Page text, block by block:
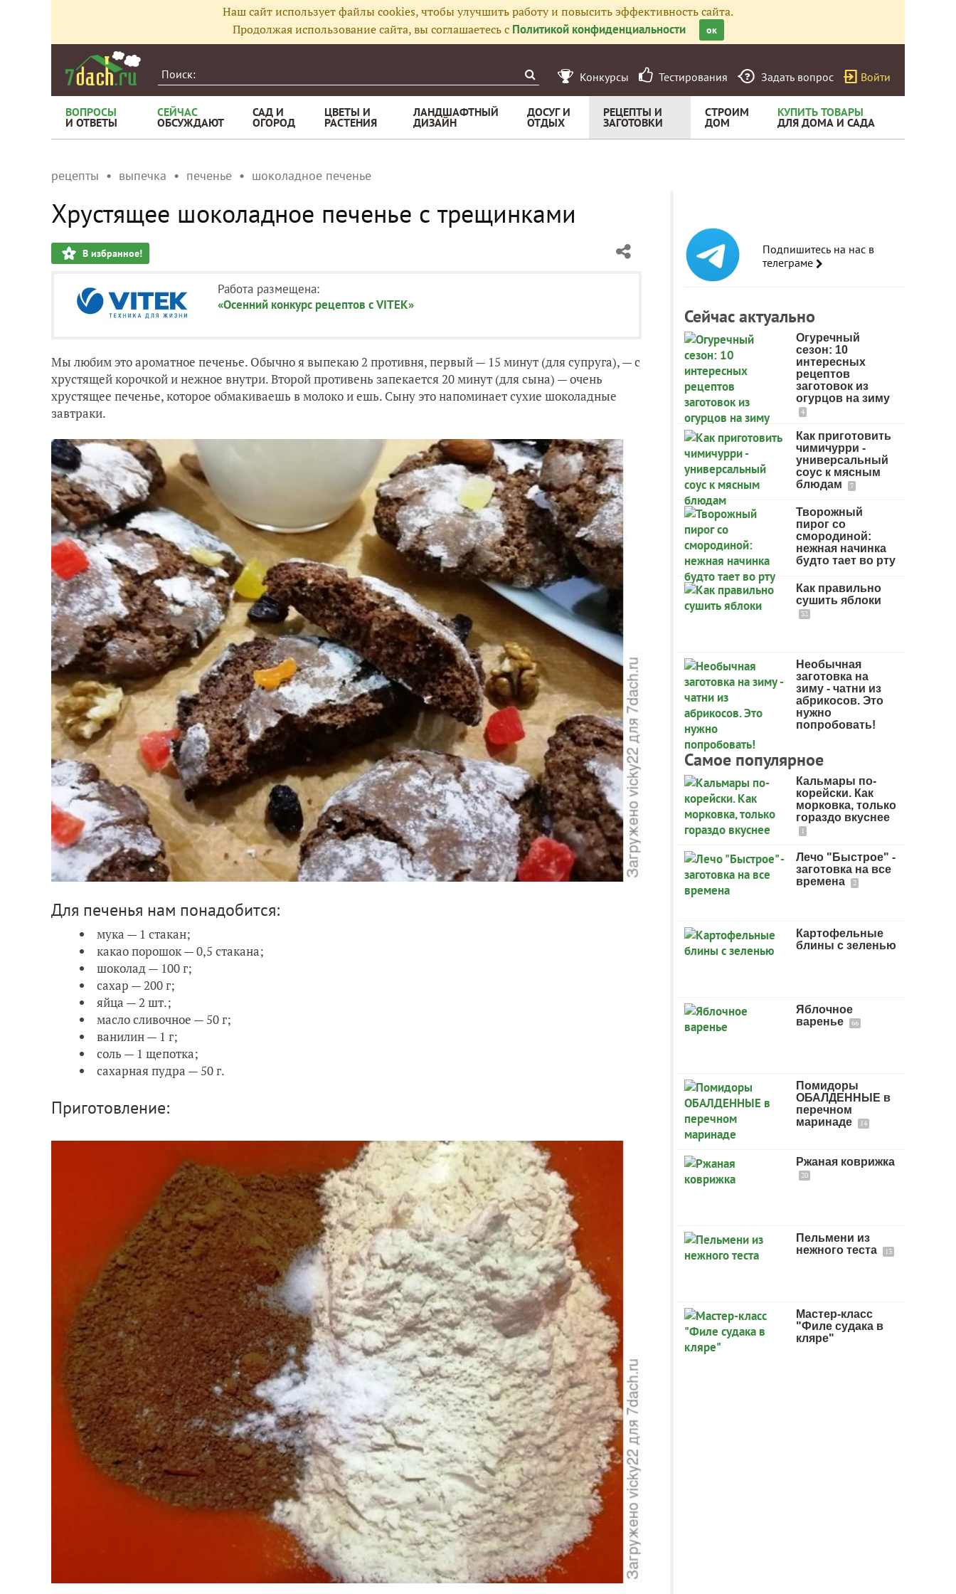
Наш сайт использует файлы cookies, чтобы улучшить работу и повысить эффективность сайта.
Продолжая использование сайта, вы соглашаетесь с Политикой конфиденциальности ок
Конкурсы Тестирования Задать вопрос Войти
ВОПРОСЫ
И ОТВЕТЫ
СЕЙЧАС
ОБСУЖДАЮТ
САД И
ОГОРОД
ЦВЕТЫ И
РАСТЕНИЯ
ЛАНДШАФТНЫЙ
ДИЗАЙН
ДОСУГ И
ОТДЫХ
РЕЦЕПТЫ И
ЗАГОТОВКИ
СТРОИМ
ДОМ
КУПИТЬ ТОВАРЫ
ДЛЯ ДОМА И САДА
рецепты выпечка печенье шоколадное печенье
Хрустящее шоколадное печенье с трещинками
В избранное!
Работа размещена:
«Осенний конкурс рецептов с VITEK»
Мы любим это ароматное печенье. Обычно я выпекаю 2 противня, первый — 15 минут (для супруга), — с
хрустящей корочкой и нежное внутри. Второй противень запекается 20 минут (для сына) — очень
хрустящее печенье, которое обмакиваешь в молоко и ешь. Сыну это напоминает сухие шоколадные
завтраки.
Для печенья нам понадобится:
мука — 1 стакан;
какао порошок — 0,5 стакана;
шоколад — 100 г;
сахар — 200 г;
яйца — 2 шт.;
масло сливочное — 50 г;
ванилин — 1 г;
соль — 1 щепотка;
сахарная пудра — 50 г.
Приготовление:
Подпишитесь на нас в
телеграме
Сейчас актуально
Огуречный
сезон: 10
интересных
рецептов
заготовок из
огурцов на зиму
4
Как приготовить
чимичурри -
универсальный
соус к мясным
блюдам
7
Творожный
пирог со
смородиной:
нежная начинка
будто тает во рту
Как правильно
сушить яблоки
32
Необычная
заготовка на
зиму - чатни из
абрикосов. Это
нужно
попробовать!
Самое популярное
Кальмары по-
корейски. Как
морковка, только
гораздо вкуснее
1
Лечо "Быстрое" -
заготовка на все
времена
2
Картофельные
блины с зеленью
Яблочное
варенье
66
Помидоры
ОБАЛДЕННЫЕ в
перечном
маринаде
14
Ржаная коврижка
20
Пельмени из
нежного теста
13
Мастер-класс
"Филе судака в
кляре"